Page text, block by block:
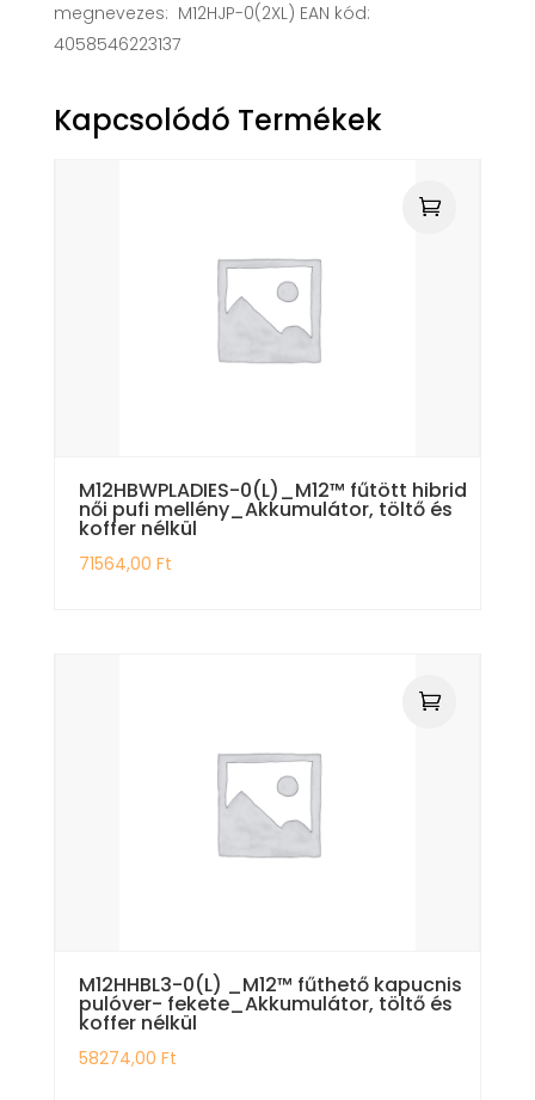
megnevezes: M12HJP-0(2XL) EAN kód:
4058546223137
Kapcsolódó Termékek
M12HBWPLADIES-0(L)_M12™ fűtött hibrid
női pufi mellény_Akkumulátor, töltő és
koffer nélkül
71564,00 Ft
M12HHBL3-0(L) _M12™ fűthető kapucnis
pulóver- fekete_Akkumulátor, töltő és
koffer nélkül
58274,00 Ft